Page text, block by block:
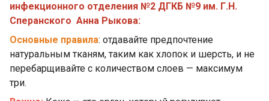
инфекционного отделения №2 ДГКБ №9 им. Г.Н.
Сперанского Анна Рыкова:
Основные правила: отдавайте предпочтение
натуральным тканям, таким как хлопок и шерсть, и не
перебарщивайте с количеством слоев — максимум
три.